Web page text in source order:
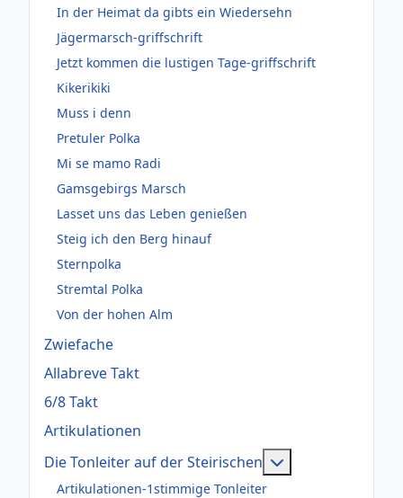
In der Heimat da gibts ein Wiedersehn
Jägermarsch-griffschrift
Jetzt kommen die lustigen Tage-griffschrift
Kikerikiki
Muss i denn
Pretuler Polka
Mi se mamo Radi
Gamsgebirgs Marsch
Lasset uns das Leben genießen
Steig ich den Berg hinauf
Sternpolka
Stremtal Polka
Von der hohen Alm
Zwiefache
Allabreve Takt
6/8 Takt
Artikulationen
Die Tonleiter auf der Steirischen
Artikulationen-1stimmige Tonleiter